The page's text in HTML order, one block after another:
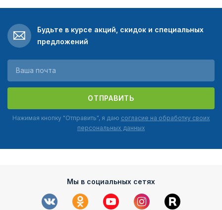
Будьте в курсе акций, скидок и специальных
предложений
ОТПРАВИТЬ
Нажимая кнопку "Отправить", я даю согласие на обработку своих
персональных данных
Мы в социальных сетях